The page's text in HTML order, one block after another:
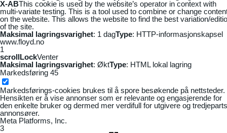
X-ABThis cookie is used by the website’s operator in context with
multi-variate testing. This is a tool used to combine or change
on the website. This allows the website to find the best variation/
of the site.
Maksimal lagringsvarighet: 1 dagType: HTTP-informasjonskapsel
www.floyd.no
1
scrollLockVenter
Maksimal lagringsvarighet: ØktType: HTML lokal lagring
Markedsføring 45
Markedsførings-cookies brukes til å spore besøkende på nettsteder.
Hensikten er å vise annonser som er relevante og engasjerende for
den enkelte bruker og dermed mer verdifull for utgivere og tredjeparts
annonsører.
Meta Platforms, Inc.
3